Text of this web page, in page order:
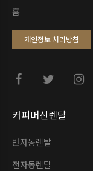
커피머신렌탈
반자동렌탈
전자동렌탈
홈
개인정보 처리방침